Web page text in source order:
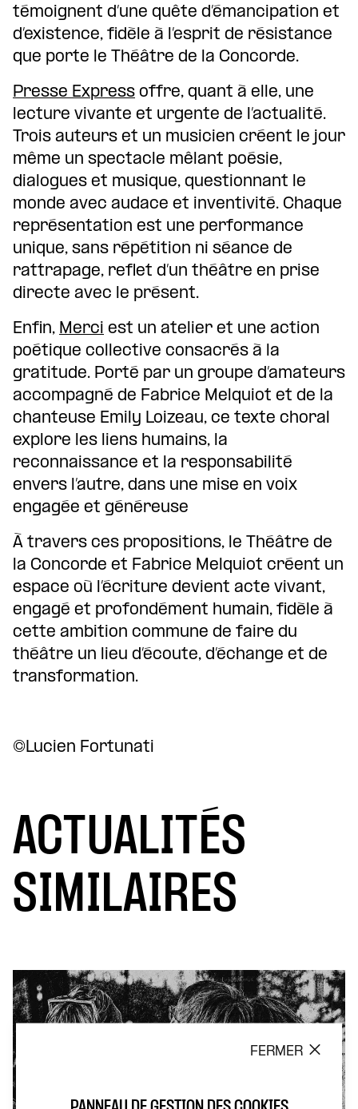
témoignent d’une quête d’émancipation et
d’existence, fidèle à l’esprit de résistance
que porte le Théâtre de la Concorde.
Presse Express offre, quant à elle, une
lecture vivante et urgente de l’actualité.
Trois auteurs et un musicien créent le jour
même un spectacle mêlant poésie,
dialogues et musique, questionnant le
monde avec audace et inventivité. Chaque
représentation est une performance
unique, sans répétition ni séance de
rattrapage, reflet d’un théâtre en prise
directe avec le présent.
Enfin, Merci est un atelier et une action
poétique collective consacrés à la
gratitude. Porté par un groupe d’amateurs
accompagné de Fabrice Melquiot et de la
chanteuse Emily Loizeau, ce texte choral
explore les liens humains, la
reconnaissance et la responsabilité
envers l’autre, dans une mise en voix
engagée et généreuse
À travers ces propositions, le Théâtre de
la Concorde et Fabrice Melquiot créent un
espace où l’écriture devient acte vivant,
engagé et profondément humain, fidèle à
cette ambition commune de faire du
théâtre un lieu d’écoute, d’échange et de
transformation.
©Lucien Fortunati
ACTUALITÉS
SIMILAIRES
FERMER